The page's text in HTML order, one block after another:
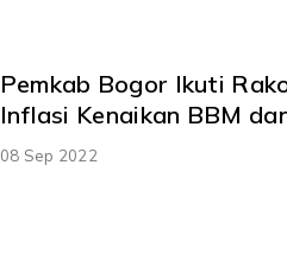
Pemkab Bogor Ikuti
Inflasi Kenaikan BBM
08 Sep 2022